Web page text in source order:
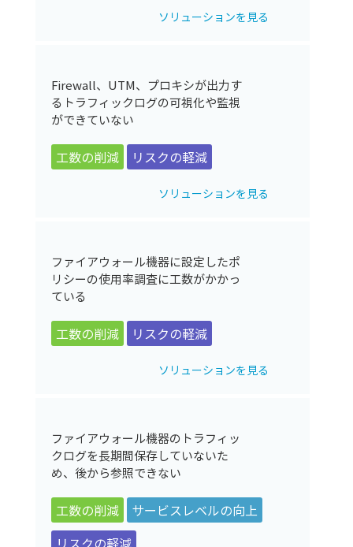
ソリューションを見る
Firewall、UTM、プロキシが出力す
るトラフィックログの可視化や監視
ができていない
工数の削減 リスクの軽減
ソリューションを見る
ファイアウォール機器に設定したポ
リシーの使用率調査に工数がかかっ
ている
工数の削減 リスクの軽減
ソリューションを見る
ファイアウォール機器のトラフィッ
クログを長期間保存していないた
め、後から参照できない
工数の削減
サービスレベルの向上